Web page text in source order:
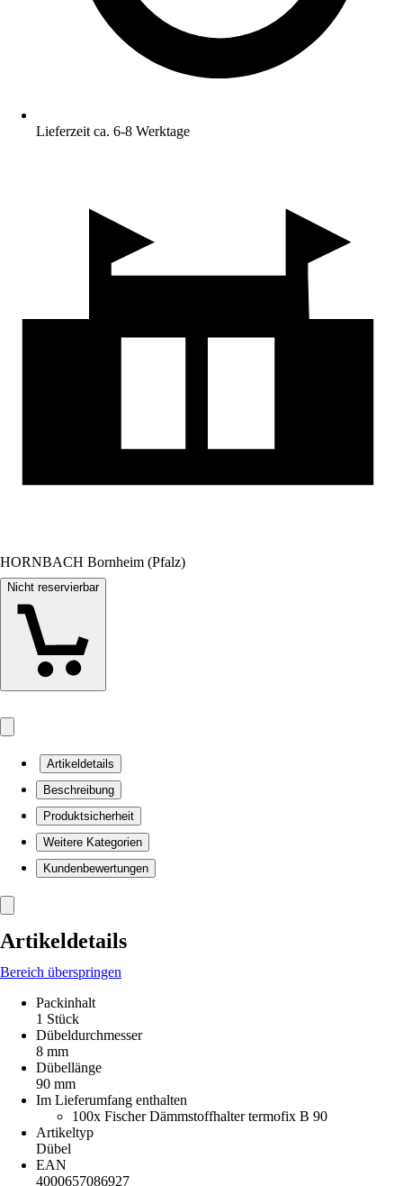
Lieferzeit ca. 6-8 Werktage
HORNBACH Bornheim (Pfalz)
Nicht reservierbar
Artikeldetails
Beschreibung
Produktsicherheit
Weitere Kategorien
Kundenbewertungen
Artikeldetails
Bereich überspringen
Packinhalt
1 Stück
Dübeldurchmesser
8 mm
Dübellänge
90 mm
Im Lieferumfang enthalten
100x Fischer Dämmstoffhalter termofix B 90
Artikeltyp
Dübel
EAN
4000657086927